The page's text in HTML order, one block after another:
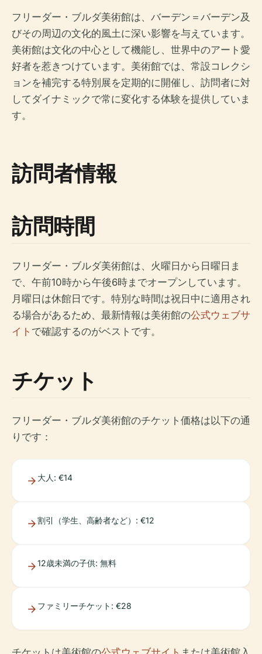
フリーダー・ブルダ美術館は、バーデン＝バーデン及
びその周辺の文化的風土に深い影響を与えています。
美術館は文化の中心として機能し、世界中のアート愛
好者を惹きつけています。美術館では、常設コレクシ
ョンを補完する特別展を定期的に開催し、訪問者に対
してダイナミックで常に変化する体験を提供していま
す。
訪問者情報
訪問時間
フリーダー・ブルダ美術館は、火曜日から日曜日ま
で、午前10時から午後6時までオープンしています。
月曜日は休館日です。特別な時間は祝日中に適用され
る場合があるため、最新情報は美術館の公式ウェブサ
イト で確認するのがベストです。
チケット
フリーダー・ブルダ美術館のチケット価格は以下の通
りです：
大人: €14
割引（学生、高齢者など）: €12
12歳未満の子供: 無料
ファミリーチケット: €28